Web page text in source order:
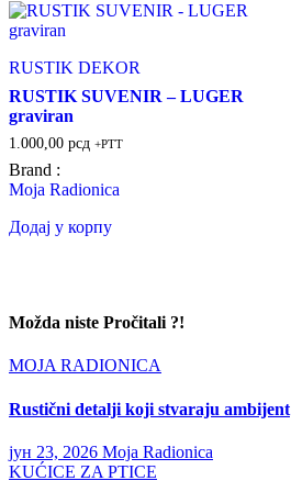
RUSTIK DEKOR
RUSTIK SUVENIR – LUGER
graviran
1.000,00 рсд +PTT
Brand :
Moja Radionica
Додај у корпу
Možda niste Pročitali ?!
MOJA RADIONICA
Rustični detalji koji stvaraju ambijent
јун 23, 2026 Moja Radionica
KUĆICE ZA PTICE